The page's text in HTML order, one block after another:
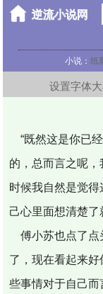
小说： 纸
设置字体大
“既然这是你已
的，总而言之呢
时候我自然是觉
己心里面想清楚了
傅小苏也点了点
了，现在看起来
些事情对于自己而